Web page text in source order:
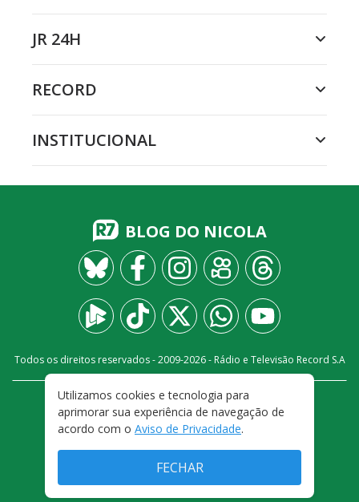
JR 24H
RECORD
INSTITUCIONAL
BLOG DO NICOLA
Todos os direitos reservados - 2009-2026- Rádio e Televisão Record S.A
FALE CONOSCO
PRIVACIDADE
TERMOS E CONDIÇÕES DE USO
Utilizamos cookies e tecnologia para
aprimorar sua experiência de navegação de
acordo com o Aviso de Privacidade.
FECHAR